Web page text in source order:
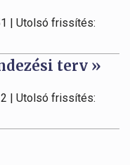
| Utolsó frissítés:
terv »
| Utolsó frissítés: